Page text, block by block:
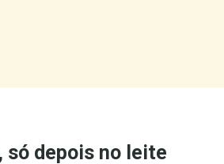
arroz diretamente no leite. Na tradição